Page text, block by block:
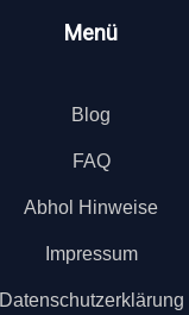
Menü
Blog
FAQ
Abhol Hinweise
Impressum
Datenschutzerklärung